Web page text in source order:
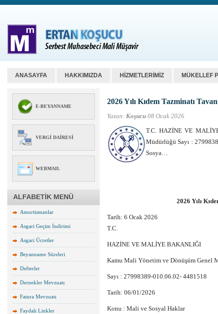
ANASAYFA HAKKIMIZDA HİZMETLERİMİZ MÜKELLEF
E-BEYANNAME
VERGI DAIRESI
WEBMAIL
ALFABETİK MENÜ
Amortismanlar
Asgari Geçim İndirimi
Asgari Ücretler
Beyanname Süreleri
Defterler
Dernekler Mevzuatı
Fatura Mevzuatı
Faydalı Linkler
2026 Yılı Kıdem Tazminatı
Yazan: Koşucu 08 Ocak 2026
T.C. HAZİNE VE
Müdürlüğü Sayı :
Sosya…
2026 Yılı
Tarih: 6 Ocak 2026
T.C.
HAZİNE VE MALİYE BAKANLIĞI
Kamu Mali Yönetim ve Dönüşüm Genel
Sayı : 27998389-010.06.02- 4481518
Tarih: 06/01/2026
Konu : Mali ve Sosyal Haklar